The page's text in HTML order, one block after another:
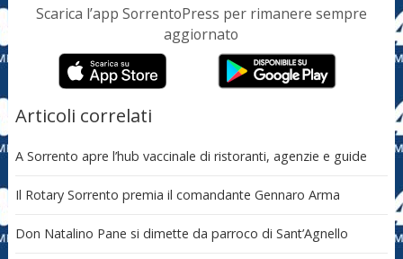
Scarica l’app SorrentoPress per rimanere sempre
aggiornato
Articoli correlati
A Sorrento apre l’hub vaccinale di ristoranti, agenzie e guide
Il Rotary Sorrento premia il comandante Gennaro Arma
Don Natalino Pane si dimette da parroco di Sant’Agnello